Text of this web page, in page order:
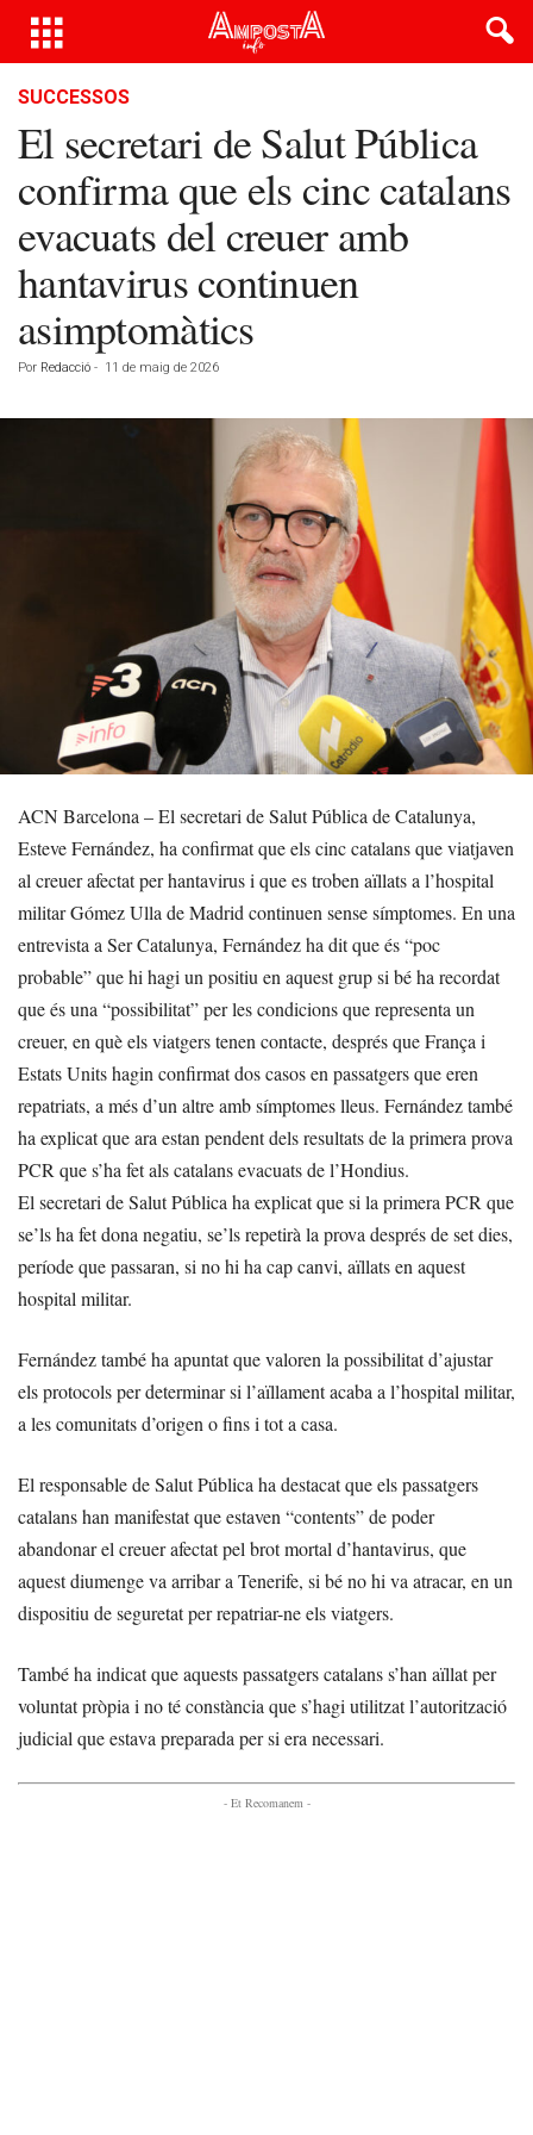
SUCCESSOS
El secretari de Salut Pública
confirma que els cinc catalans
evacuats del creuer amb
hantavirus continuen
asimptomàtics
Por Redacció - 11 de maig de 2026
ACN Barcelona – El secretari de Salut Pública de Catalunya,
Esteve Fernández, ha confirmat que els cinc catalans que viatjaven
al creuer afectat per hantavirus i que es troben aïllats a l’hospital
militar Gómez Ulla de Madrid continuen sense símptomes. En una
entrevista a Ser Catalunya, Fernández ha dit que és “poc
probable” que hi hagi un positiu en aquest grup si bé ha recordat
que és una “possibilitat” per les condicions que representa un
creuer, en què els viatgers tenen contacte, després que França i
Estats Units hagin confirmat dos casos en passatgers que eren
repatriats, a més d’un altre amb símptomes lleus. Fernández també
ha explicat que ara estan pendent dels resultats de la primera prova
PCR que s’ha fet als catalans evacuats de l’Hondius.
El secretari de Salut Pública ha explicat que si la primera PCR que
se’ls ha fet dona negatiu, se’ls repetirà la prova després de set dies,
període que passaran, si no hi ha cap canvi, aïllats en aquest
hospital militar.
Fernández també ha apuntat que valoren la possibilitat d’ajustar
els protocols per determinar si l’aïllament acaba a l’hospital militar,
a les comunitats d’origen o fins i tot a casa.
El responsable de Salut Pública ha destacat que els passatgers
catalans han manifestat que estaven “contents” de poder
abandonar el creuer afectat pel brot mortal d’hantavirus, que
aquest diumenge va arribar a Tenerife, si bé no hi va atracar, en un
dispositiu de seguretat per repatriar-ne els viatgers.
També ha indicat que aquests passatgers catalans s’han aïllat per
voluntat pròpia i no té constància que s’hagi utilitzat l’autorització
judicial que estava preparada per si era necessari.
- Et Recomanem -